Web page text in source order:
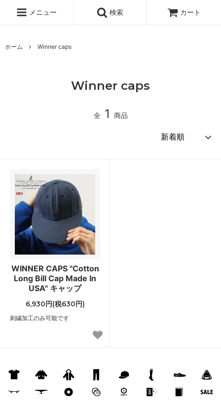
メニュー 検索 カート
ホーム Winner caps
Winner caps
全 1 商品
WINNER CAPS "Cotton
Long Bill Cap Made In
USA" キャップ
6,930円(税630円)
刺繍加工のみ可能です